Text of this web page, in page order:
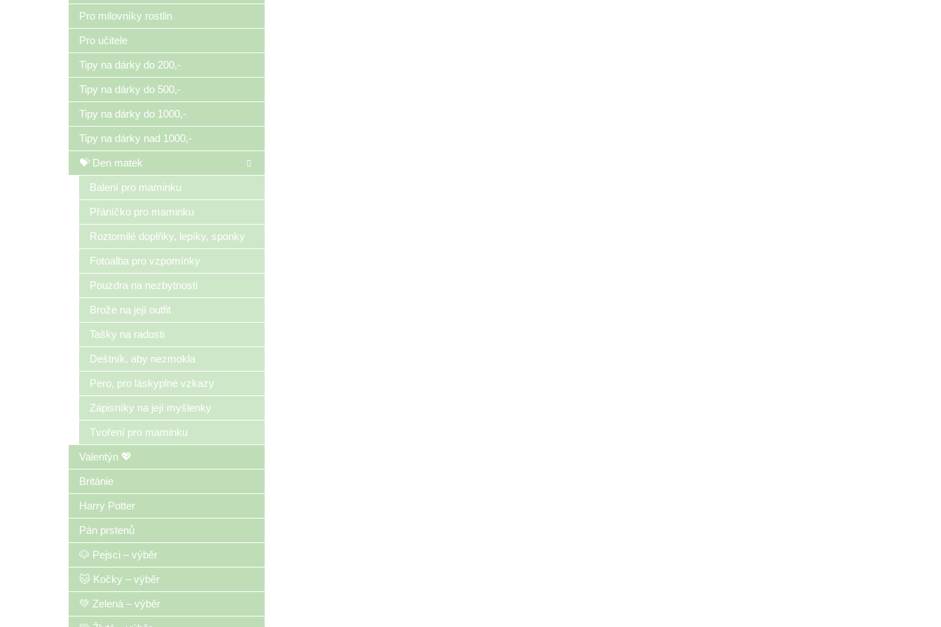
Pro milovníky rostlin
Pro učitele
Tipy na dárky do 200,-
Tipy na dárky do 500,-
Tipy na dárky do 1000,-
Tipy na dárky nad 1000,-
💝 Den matek
Balení pro maminku
Přáníčko pro maminku
Roztomilé doplňky, lepíky, sponky
Fotoalba pro vzpomínky
Pouzdra na nezbytnosti
Brože na její outfit
Tašky na radosti
Deštník, aby nezmokla
Pero, pro láskyplné vzkazy
Zápisníky na její myšlenky
Tvoření pro maminku
Valentýn 💖
Británie
Harry Potter
Pán prstenů
🐶 Pejsci – výběr
🐱 Kočky – výběr
💚 Zelená – výběr